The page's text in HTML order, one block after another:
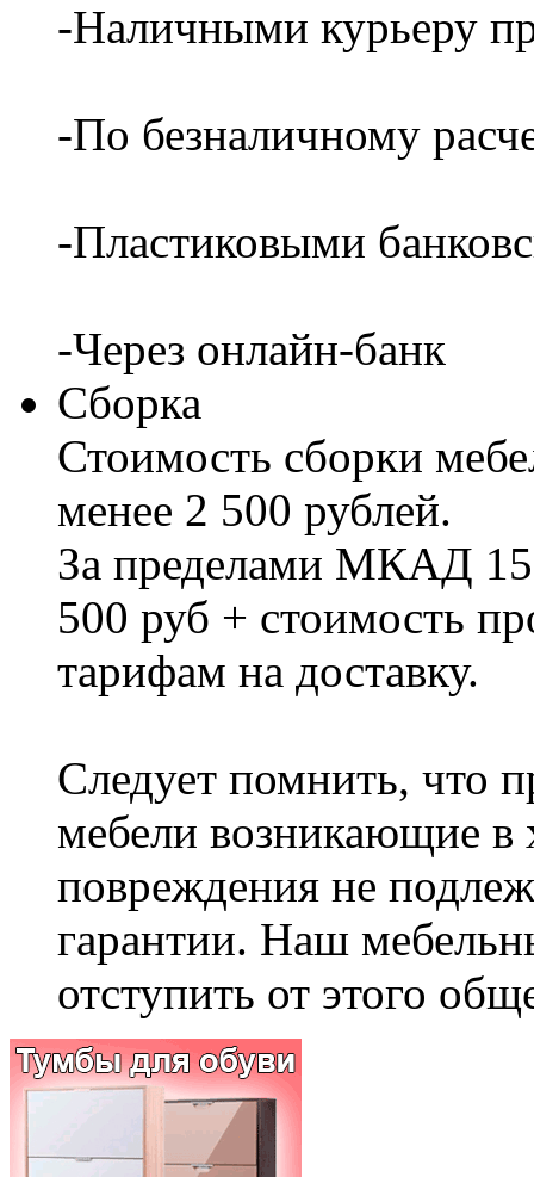
-Наличными курьеру
-По безналичному
-Пластиковыми
-Через онлайн-банк
Сборка
Стоимость сборки
менее 2 500 рублей.
За пределами МКАД
500 руб + стоимость
тарифам на доставку.
Следует помнить, что
мебели возникающие в
повреждения не
гарантии. Наш
отступить от этого